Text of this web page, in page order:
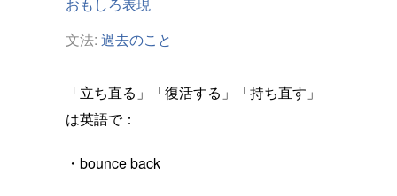
おもしろ表現
文法: 過去のこと
「立ち直る」「復活する」「持ち直す」
は英語で：
・bounce back